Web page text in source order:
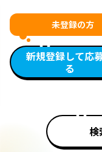
未登録の方
新規登録して応
る
検